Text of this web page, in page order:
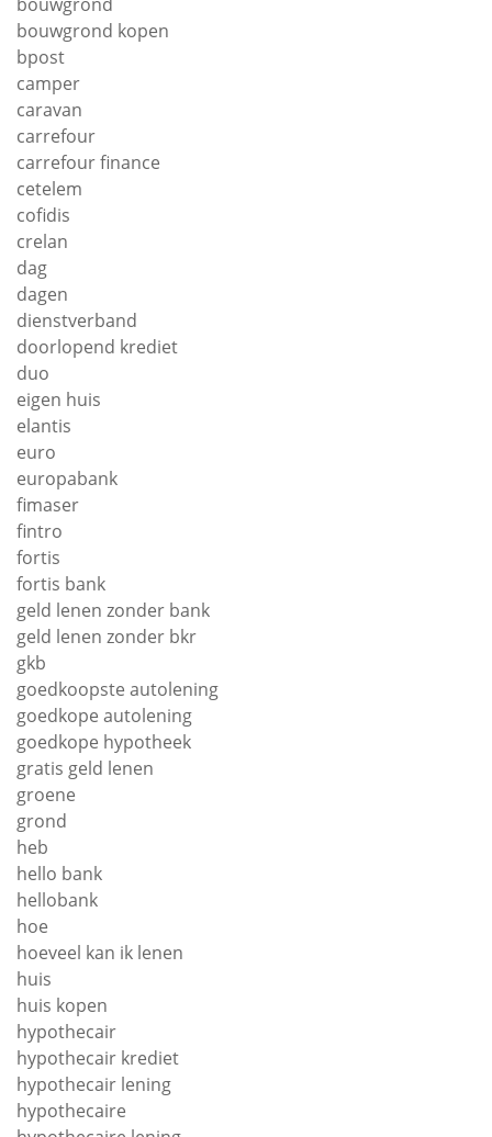
bouwgrond kopen
bpost
camper
caravan
carrefour
carrefour finance
cetelem
cofidis
crelan
dag
dagen
dienstverband
doorlopend krediet
duo
eigen huis
elantis
euro
europabank
fimaser
fintro
fortis
fortis bank
geld lenen zonder bank
geld lenen zonder bkr
gkb
goedkoopste autolening
goedkope autolening
goedkope hypotheek
gratis geld lenen
groene
grond
heb
hello bank
hellobank
hoe
hoeveel kan ik lenen
huis
huis kopen
hypothecair
hypothecair krediet
hypothecair lening
hypothecaire